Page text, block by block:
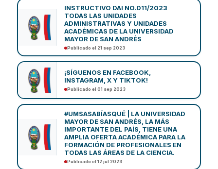
INSTRUCTIVO DAI NO.011/2023
TODAS LAS UNIDADES
ADMINISTRATIVAS Y UNIDADES
ACADÉMICAS DE LA UNIVERSIDAD
MAYOR DE SAN ANDRÉS
Publicado el 21 sep 2023
¡SÍGUENOS EN FACEBOOK,
INSTAGRAM, X Y TIKTOK!
Publicado el 01 sep 2023
#UMSASABÍASQUÉ | LA UNIVERSIDAD
MAYOR DE SAN ANDRÉS, LA MÁS
IMPORTANTE DEL PAÍS, TIENE UNA
AMPLIA OFERTA ACADÉMICA PARA LA
FORMACIÓN DE PROFESIONALES EN
TODAS LAS ÁREAS DE LA CIENCIA.
Publicado el 12 jul 2023